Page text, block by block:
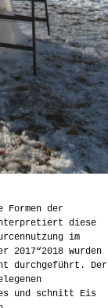
der
diese
im
2017“2018 wurden
durchgeführt. Der
und schnitt Eis